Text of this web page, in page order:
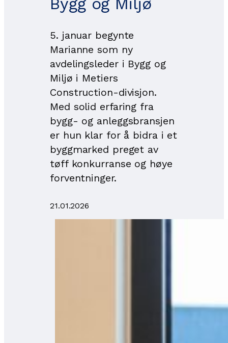
5. januar begynte
Marianne som ny
avdelingsleder i Bygg og
Miljø i Metiers
Construction-divisjon.
Med solid erfaring fra
bygg- og anleggsbransjen
er hun klar for å bidra i et
byggmarked preget av
tøff konkurranse og høye
forventninger.
21.01.2026